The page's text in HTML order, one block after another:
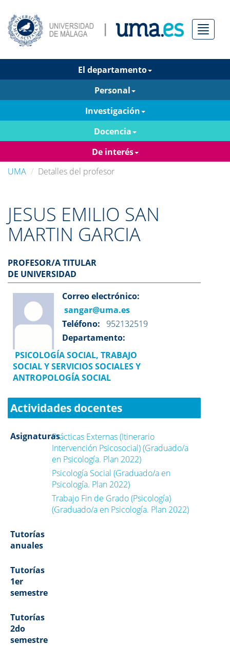
Menú
El departamento
Personal
Investigación
Docencia
De interés
UMA
Detalles del profesor
JESUS EMILIO SAN
MARTIN GARCIA
PROFESOR/A TITULAR
DE UNIVERSIDAD
Correo electrónico:
sangar@uma.es
Teléfono: 952132519
Departamento:
PSICOLOGÍA SOCIAL, TRABAJO
SOCIAL Y SERVICIOS SOCIALES Y
ANTROPOLOGÍA SOCIAL
Actividades docentes
AsignaturasPrácticas Externas (Itinerario
Intervención Psicosocial) (Graduado/a
en Psicología. Plan 2022)
Psicología Social (Graduado/a en
Psicología. Plan 2022)
Trabajo Fin de Grado (Psicología)
(Graduado/a en Psicología. Plan 2022)
Tutorías
anuales
Tutorías
1er
semestre
Tutorías
2do
semestre